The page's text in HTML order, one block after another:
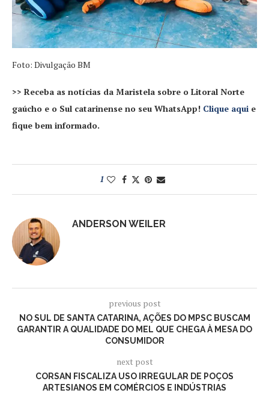
Foto: Divulgação BM
>> Receba as notícias da Maristela sobre o Litoral Norte
gaúcho e o Sul catarinense no seu WhatsApp! Clique aqui e
fique bem informado.
1
ANDERSON WEILER
previous post
NO SUL DE SANTA CATARINA, AÇÕES DO MPSC BUSCAM
GARANTIR A QUALIDADE DO MEL QUE CHEGA À MESA DO
CONSUMIDOR
next post
CORSAN FISCALIZA USO IRREGULAR DE POÇOS
ARTESIANOS EM COMÉRCIOS E INDÚSTRIAS